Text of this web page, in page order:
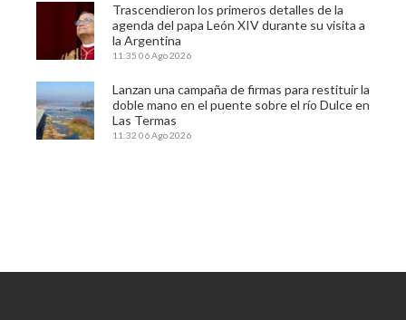
Trascendieron los primeros detalles de la
agenda del papa León XIV durante su visita a
la Argentina
11:35 06 Ago 2026
Lanzan una campaña de firmas para restituir la
doble mano en el puente sobre el río Dulce en
Las Termas
11:32 06 Ago 2026